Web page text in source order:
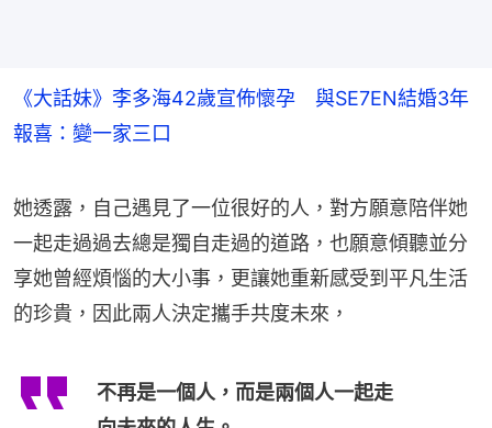
《大話妹》李多海42歲宣佈懷孕 與SE7EN結婚3年
報喜：變一家三口
她透露，自己遇見了一位很好的人，對方願意陪伴她
一起走過過去總是獨自走過的道路，也願意傾聽並分
享她曾經煩惱的大小事，更讓她重新感受到平凡生活
的珍貴，因此兩人決定攜手共度未來，
不再是一個人，而是兩個人一起走